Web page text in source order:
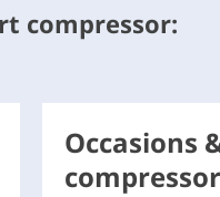
compressor:
Occasions